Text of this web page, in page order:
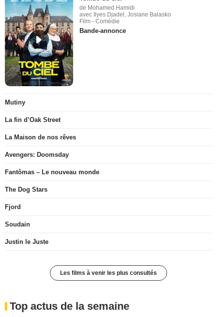
de Mohamed Hamidi
avec Ilyes Djadel, Josiane Balasko
Film - Comédie
Bande-annonce
Mutiny
La fin d’Oak Street
La Maison de nos rêves
Avengers: Doomsday
Fantômas – Le nouveau monde
The Dog Stars
Fjord
Soudain
Justin le Juste
Les films à venir les plus consultés
Top actus de la semaine